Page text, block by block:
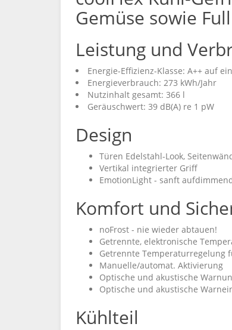
Gemüse sowie
Leistung und
Energie-Effizienz-Klasse: A++ auf
Energieverbrauch: 273 kWh/Jahr
Nutzinhalt gesamt: 366 l
Geräuschwert: 39 dB(A) re 1 pW
Design
Türen Edelstahl-Look,
Vertikal integrierter Griff
EmotionLight - sanft
Komfort und
noFrost - nie wieder abtauen!
Getrennte, elektronische
Getrennte Temperaturregelung
Manuelle/automat. Aktivierung
Optische und akustische
Optische und akustische
Kühlteil